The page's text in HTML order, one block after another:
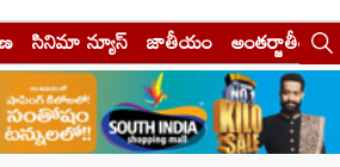
సినిమా న్యూస్ జాతీయం అంతర్జాతీయం